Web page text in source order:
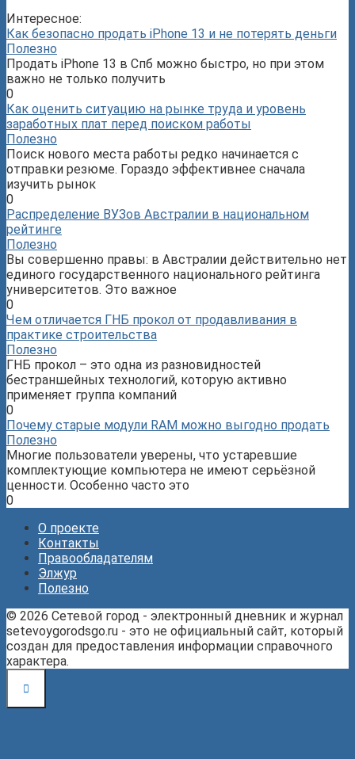
Интересное:
Как безопасно продать iPhone 13 и не потерять деньги
Полезно
Продать iPhone 13 в Спб можно быстро, но при этом
важно не только получить
0
Как оценить ситуацию на рынке труда и уровень
заработных плат перед поиском работы
Полезно
Поиск нового места работы редко начинается с
отправки резюме. Гораздо эффективнее сначала
изучить рынок
0
Распределение ВУЗов Австралии в национальном
рейтинге
Полезно
Вы совершенно правы: в Австралии действительно нет
единого государственного национального рейтинга
университетов. Это важное
0
Чем отличается ГНБ прокол от продавливания в
практике строительства
Полезно
ГНБ прокол – это одна из разновидностей
бестраншейных технологий, которую активно
применяет группа компаний
0
Почему старые модули RAM можно выгодно продать
Полезно
Многие пользователи уверены, что устаревшие
комплектующие компьютера не имеют серьёзной
ценности. Особенно часто это
0
О проекте
Контакты
Правообладателям
Элжур
Полезно
© 2026 Сетевой город - электронный дневник и журнал
setevoygorodsgo.ru - это не официальный сайт, который
создан для предоставления информации справочного
характера.